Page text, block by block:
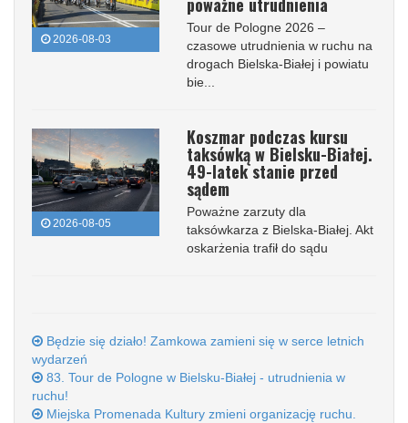
2026-08-03
Tour de Pologne 2026 –
czasowe utrudnienia w ruchu na
drogach Bielska-Białej i powiatu
bie...
2026-08-05
Koszmar podczas kursu
taksówką w Bielsku-Białej.
49-latek stanie przed
sądem
Poważne zarzuty dla
taksówkarza z Bielska-Białej. Akt
oskarżenia trafił do sądu
Będzie się działo! Zamkowa zamieni się w serce letnich
wydarzeń
83. Tour de Pologne w Bielsku-Białej - utrudnienia w
ruchu!
Miejska Promenada Kultury zmieni organizację ruchu.